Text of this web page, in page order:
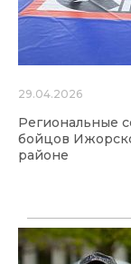
29.04.2026
Региональные
бойцов
районе